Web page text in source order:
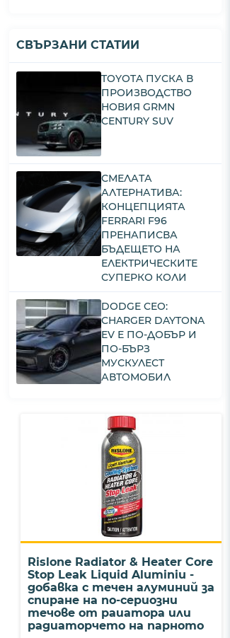
СВЪРЗАНИ СТАТИИ
TOYOTA ПУСКА В
ПРОИЗВОДСТВО
НОВИЯ GRMN
CENTURY SUV
СМЕЛАТА
АЛТЕРНАТИВА:
КОНЦЕПЦИЯТА
FERRARI F96
ПРЕНАПИСВА
БЪДЕЩЕТО НА
ЕЛЕКТРИЧЕСКИТЕ
СУПЕРКО КОЛИ
DODGE CEO:
CHARGER DAYTONA
EV Е ПО-ДОБЪР И
ПО-БЪРЗ
МУСКУЛЕСТ
АВТОМОБИЛ
Rislone Radiator & Heater Core
Stop Leak Liquid Aluminiu -
добавка с течен алуминий за
спиране на по-сериозни
течове от раиатора или
радиаторчето на парното